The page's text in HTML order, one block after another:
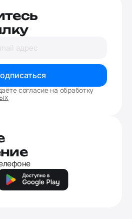
согласие на обработку